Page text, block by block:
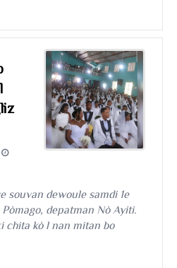
souvan dewoule samdi 1e
depatman Nò Ayiti.
chita kò l nan mitan bo